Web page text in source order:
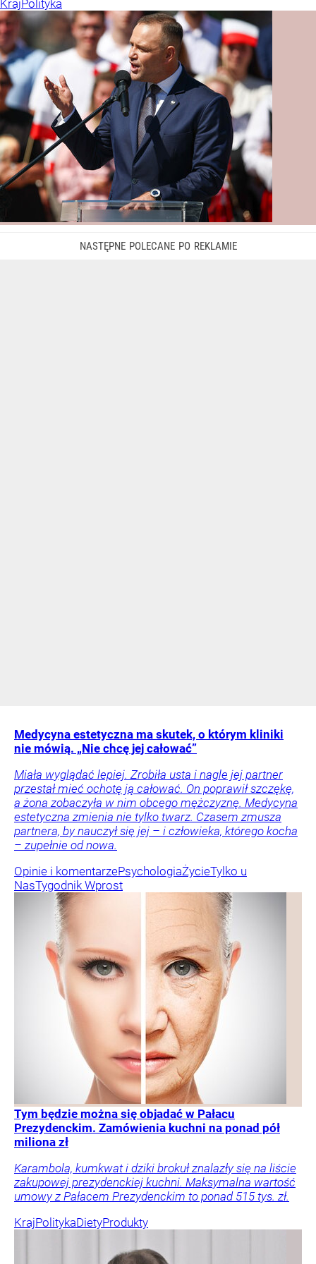
KrajPolityka
Medycyna estetyczna ma skutek, o którym kliniki
nie mówią. „Nie chcę jej całować”
Miała wyglądać lepiej. Zrobiła usta i nagle jej partner
przestał mieć ochotę ją całować. On poprawił szczękę,
a żona zobaczyła w nim obcego mężczyznę. Medycyna
estetyczna zmienia nie tylko twarz. Czasem zmusza
partnera, by nauczył się jej – i człowieka, którego kocha
– zupełnie od nowa.
Opinie i komentarzePsychologiaŻycieTylko u
NasTygodnik Wprost
Tym będzie można się objadać w Pałacu
Prezydenckim. Zamówienia kuchni na ponad pół
miliona zł
Karambola, kumkwat i dziki brokuł znalazły się na liście
zakupowej prezydenckiej kuchni. Maksymalna wartość
umowy z Pałacem Prezydenckim to ponad 515 tys. zł.
KrajPolitykaDietyProdukty